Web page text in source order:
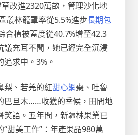
改進2320萬畝，管理沙化地
叢林籠罩率從5.5%進步長期包
合植被蓋度從40.7%增至42.3
議充耳不聞，她已經完全沉浸
求中。3%。
梨、若羌的紅甜心網棗、吐魯
巴旦木……收獲的季候，田間地
笑語。五年間，新疆林果業已
“甜美工作”：年產果品980萬